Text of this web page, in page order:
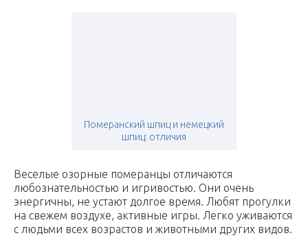
Померанский шпиц и немецкий
шпиц: отличия
Веселые озорные померанцы отличаются
любознательностью и игривостью. Они очень
энергичны, не устают долгое время. Любят прогулки
на свежем воздухе, активные игры. Легко уживаются
с людьми всех возрастов и животными других видов.